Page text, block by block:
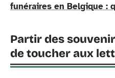
funéraires en Belgique :
Partir des
de toucher aux